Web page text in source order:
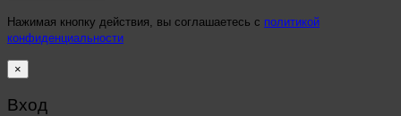
Нажимая кнопку действия, вы соглашаетесь с политикой
конфиденциальности
×
Вход